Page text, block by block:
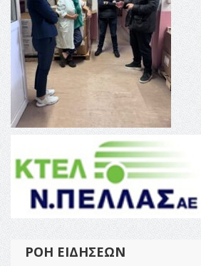
ΡΟΉ ΕΙΔΉΣΕΩΝ